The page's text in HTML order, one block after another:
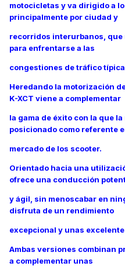
motocicletas y va dirigido a
principalmente por ciudad y
recorridos interurbanos, que
para enfrentarse a las
congestiones de tráfico
Heredando la motorización
K-XCT viene a complementar
la gama de éxito con la que
posicionado como referente
mercado de los scooter.
Orientado hacia una
ofrece una conducción
y ágil, sin menoscabar en
disfruta de un rendimiento
excepcional y unas
Ambas versiones combinan
a complementar unas